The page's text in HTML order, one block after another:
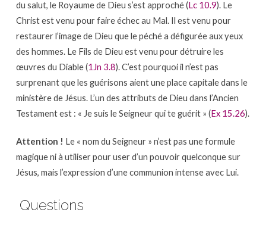
du salut, le Royaume de Dieu s’est approché (Lc 10.9). Le
Christ est venu pour faire échec au Mal. Il est venu pour
restaurer l’image de Dieu que le péché a défigurée aux yeux
des hommes. Le Fils de Dieu est venu pour détruire les
œuvres du Diable (1Jn 3.8). C’est pourquoi il n’est pas
surprenant que les guérisons aient une place capitale dans le
ministère de Jésus. L’un des attributs de Dieu dans l’Ancien
Testament est : « Je suis le Seigneur qui te guérit » (Ex 15.26).
Attention ! Le « nom du Seigneur » n’est pas une formule
magique ni à utiliser pour user d’un pouvoir quelconque sur
Jésus, mais l’expression d’une communion intense avec Lui.
Questions